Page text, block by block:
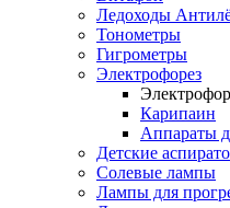
Ледоходы
Тонометры
Гигрометры
Электрофорез
Карипаин
Аппараты
Детские
Солевые лампы
Лампы для